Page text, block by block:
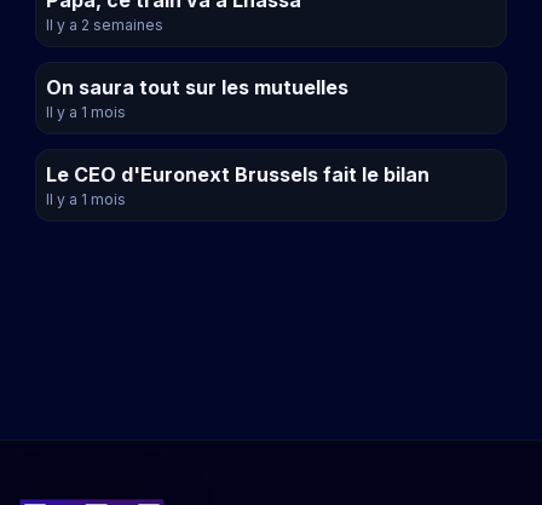
Il y a 2 semaines
On saura tout sur les mutuelles
Il y a 1 mois
Le CEO d'Euronext Brussels fait le bilan
Il y a 1 mois